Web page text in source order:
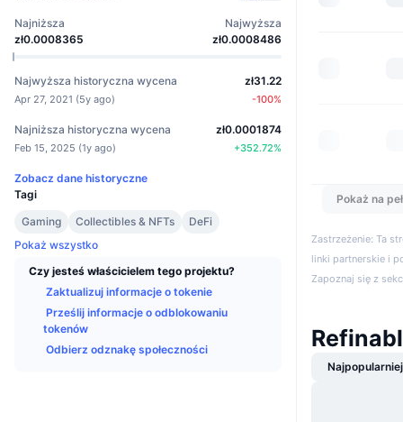
Najniższa
zł0.0008365
Najwyższa
zł0.0008486
Najwyższa historyczna wycena
Apr 27, 2021 (5y ago)
zł31.22
-100%
Najniższa historyczna wycena
Feb 15, 2025 (1y ago)
zł0.0001874
+352.72%
Zobacz dane historyczne
Tagi
Gaming
Collectibles & NFTs
DeFi
Pokaż wszystko
Czy jesteś właścicielem tego projektu?
Zaktualizuj informacje o tokenie
Prześlij informacje o odblokowaniu
tokenów
Odbierz odznakę społeczności
Pokaż na
Zastrzeżenie: Ta
linki partnerskie i
Zapoznaj się z